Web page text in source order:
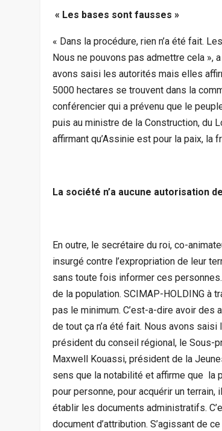
« Les bases sont fausses »
« Dans la procédure, rien n’a été fait.
Nous ne pouvons pas admettre cela »,
avons saisi les autorités mais elles
5000 hectares se trouvent dans la
conférencier qui a prévenu que le
puis au ministre de la Construction, du
affirmant qu’Assinie est pour la paix, la
La société n’a aucune autorisation
En outre, le secrétaire du roi, co-
insurgé contre l’expropriation de leur
sans toute fois informer ces
de la population. SCIMAP-HOLDING à
pas le minimum. C’est-a-dire avoir des
de tout ça n’a été fait. Nous avons
président du conseil régional, le Sous-
Maxwell Kouassi, président de la
sens que la notabilité et affirme que la
pour personne, pour acquérir un terrain,
établir les documents administratifs.
document d’attribution. S’agissant de